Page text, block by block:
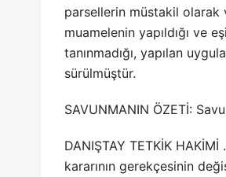
parsellerin müstakil olarak
muamelenin yapıldığı ve
tanınmadığı, yapılan
sürülmüştür.
SAVUNMANIN ÖZETİ:
DANIŞTAY TETKİK
kararının gerekçesinin